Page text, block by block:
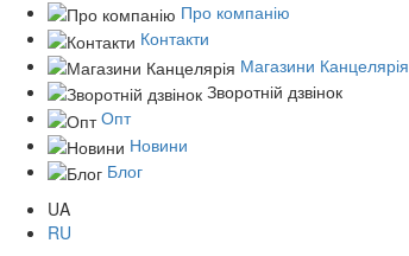
Про компанію
Контакти
Магазини Канцелярія
Зворотній дзвінок
Опт
Новини
Блог
UA
RU